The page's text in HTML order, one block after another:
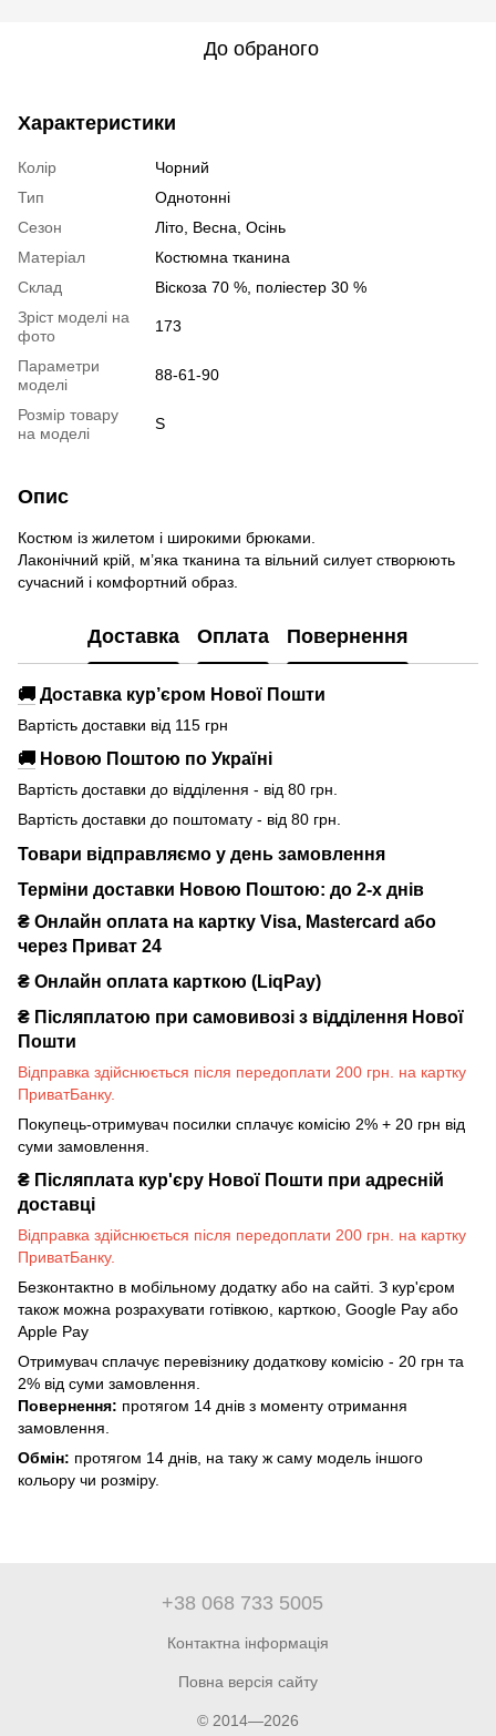
До обраного
Характеристики
Колір
Чорний
Тип
Однотонні
Сезон
Літо, Весна, Осінь
Матеріал
Костюмна тканина
Склад
Віскоза 70 %, поліестер 30 %
Зріст моделі на
фото
173
Параметри
моделі
88-61-90
Розмір товару
на моделі
S
Опис
Костюм із жилетом і широкими брюками.
Лаконічний крій, м’яка тканина та вільний силует створюють
сучасний і комфортний образ.
Доставка Оплата Повернення
🚚 Доставка кур’єром Нової Пошти
Вартість доставки від 115 грн
🚚 Новою Поштою по Україні
Вартість доставки до відділення - від 80 грн.
Вартість доставки до поштомату - від 80 грн.
Товари відправляємо у день замовлення
Терміни доставки Новою Поштою: до 2-х днів
₴ Онлайн оплата на картку Visa, Mastercard або
через Приват 24
₴ Онлайн оплата карткою (LiqPay)
₴ Післяплатою при самовивозі з відділення Нової
Пошти
Відправка здійснюється після передоплати 200 грн. на картку
ПриватБанку.
Покупець-отримувач посилки сплачує комісію 2% + 20 грн від
суми замовлення.
₴ Післяплата кур'єру Нової Пошти при адресній
доставці
Відправка здійснюється після передоплати 200 грн. на картку
ПриватБанку.
Безконтактно в мобільному додатку або на сайті. З кур'єром
також можна розрахувати готівкою, карткою, Google Pay або
Apple Pay
Отримувач сплачує перевізнику додаткову комісію - 20 грн та
2% від суми замовлення.
Повернення: протягом 14 днів з моменту отримання
замовлення.
Обмін: протягом 14 днів, на таку ж саму модель іншого
кольору чи розміру.
+38 068 733 5005
Контактна інформація
Повна версія сайту
© 2014—2026